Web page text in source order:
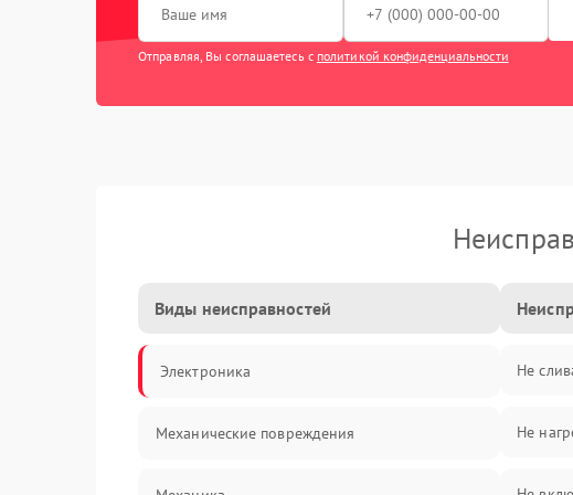
Отправляя, Вы соглашаетесь с политикой конфиденциальности
Виды неисправностей
Электроника
Механические повреждения
Не
Не